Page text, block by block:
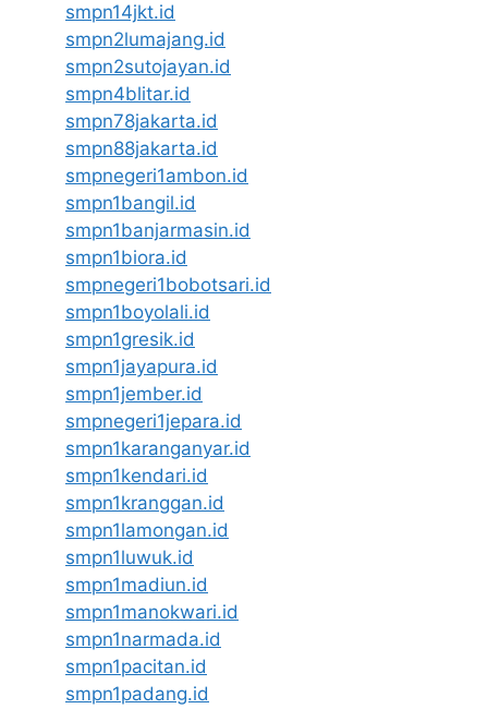
smpn14jkt.id
smpn2lumajang.id
smpn2sutojayan.id
smpn4blitar.id
smpn78jakarta.id
smpn88jakarta.id
smpnegeri1ambon.id
smpn1bangil.id
smpn1banjarmasin.id
smpn1biora.id
smpnegeri1bobotsari.id
smpn1boyolali.id
smpn1gresik.id
smpn1jayapura.id
smpn1jember.id
smpnegeri1jepara.id
smpn1karanganyar.id
smpn1kendari.id
smpn1kranggan.id
smpn1lamongan.id
smpn1luwuk.id
smpn1madiun.id
smpn1manokwari.id
smpn1narmada.id
smpn1pacitan.id
smpn1padang.id